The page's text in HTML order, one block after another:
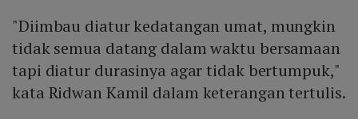
"Diimbau diatur kedatangan umat, mungkin
tidak semua datang dalam waktu bersamaan
tapi diatur durasinya agar tidak bertumpuk,"
kata Ridwan Kamil dalam keterangan tertulis.